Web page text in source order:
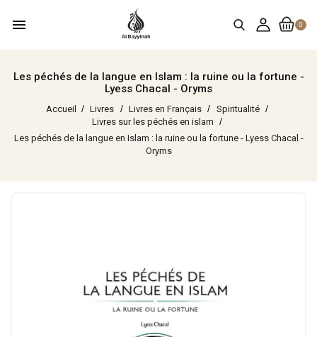
0
menu
Les péchés de la langue en Islam : la ruine ou la fortune -
Lyess Chacal - Oryms
Accueil Livres Livres en Français
Spiritualité
Livres sur les péchés en islam
Les péchés de la langue en Islam : la ruine ou la fortune - Lyess Chacal -
Oryms